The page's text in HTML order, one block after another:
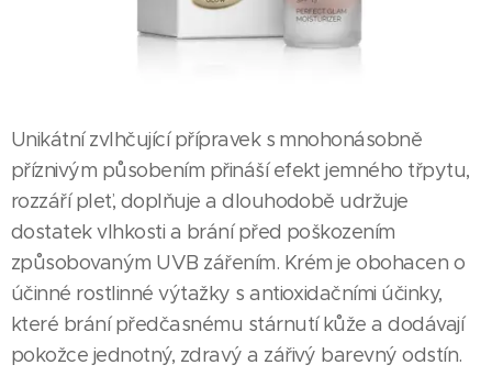
Unikátní zvlhčující přípravek s mnohonásobně
příznivým působením přináší efekt jemného třpytu,
rozzáří pleť, doplňuje a dlouhodobě udržuje
dostatek vlhkosti a brání před poškozením
způsobovaným UVB zářením. Krém je obohacen o
účinné rostlinné výtažky s antioxidačními účinky,
které brání předčasnému stárnutí kůže a dodávají
pokožce jednotný, zdravý a zářivý barevný odstín.